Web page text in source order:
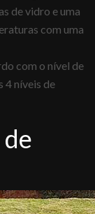
de vidro e uma
com uma
com o nível de
4 níveis de